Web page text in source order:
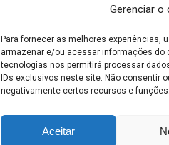
Gerenciar o
Para fornecer as melhores experiências,
armazenar e/ou acessar informações do
tecnologias nos permitirá processar
IDs exclusivos neste site. Não consentir
negativamente certos recursos e funções.
Aceitar